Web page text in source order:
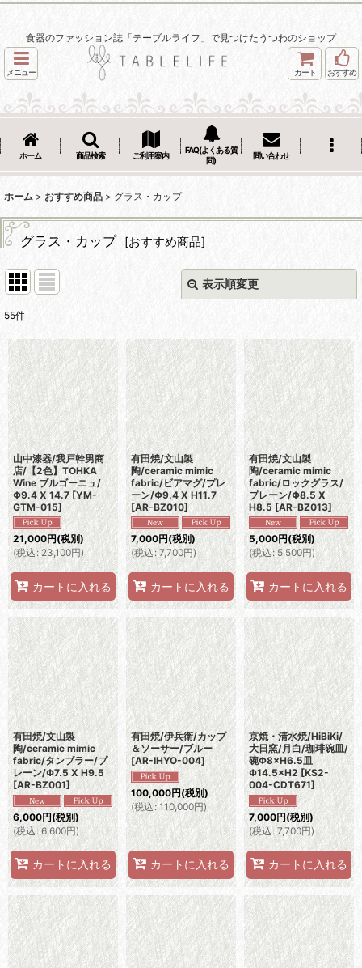
食器のファッション誌「テーブルライフ」で見つけたうつわのショップ
メニュー カート おすすめ
ホーム 商品検索 ご利用案内
FAQ(よくある質
問)
問い合わせ
ホーム > おすすめ商品 > グラス・カップ
グラス・カップ [おすすめ商品]
表示順変更
サブカテゴリ
表示数:
並び順 :
絞り込む
55件
山中漆器/我戸幹男商
店/【2色】TOHKA
Wine ブルゴーニュ/
Φ9.4 X 14.7 [YM-
GTM-015]
21,000円(税別)
(税込 : 23,100円)
カートに入れる
有田焼/文山製
陶/ceramic mimic
fabric/ビアマグ/プレ
ーン/Φ9.4 X H11.7
[AR-BZ010]
7,000円(税別)
(税込: 7,700円)
カートに入れる
有田焼/文山製
陶/ceramic mimic
fabric/ロックグラス/
プレーン/Φ8.5 X
H8.5 [AR-BZ013]
5,000円(税別)
(税込: 5,500円)
カートに入れる
有田焼/文山製
陶/ceramic mimic
fabric/タンブラー/プ
レーン/Φ7.5 X H9.5
[AR-BZ001]
6,000円(税別)
(税込: 6,600円)
カートに入れる
有田焼/伊兵衛/カップ
＆ソーサー/ブルー
[AR-IHYO-004]
100,000円(税別)
(税込 : 110,000円)
カートに入れる
京焼・清水焼/HiBiKi/
大日窯/月白/珈琲碗皿/
碗Φ8×H6.5皿
Φ14.5×H2 [KS2-
004-CDT671]
7,000円(税別)
(税込: 7,700円)
カートに入れる